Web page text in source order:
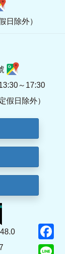
日除外）
～17:30
假日除外）